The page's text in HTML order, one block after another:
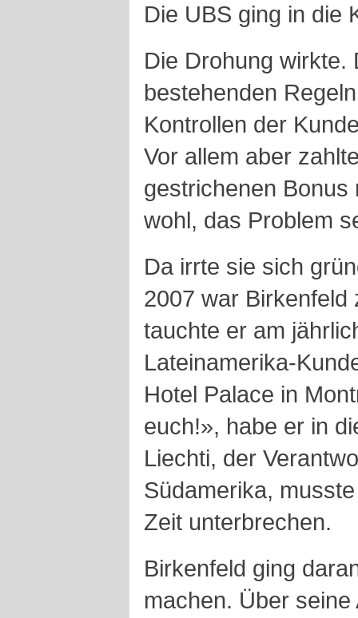
Die UBS ging in die
Die Drohung wirkte.
bestehenden
Kontrollen der
Vor allem aber
gestrichenen Bonus
wohl, das Problem
Da irrte sie sich
2007 war
tauchte er am
Lateinamerika-
Hotel Palace in
euch!», habe er in
Liechti, der
Südamerika,
Zeit unterbrechen.
Birkenfeld ging
machen. Über